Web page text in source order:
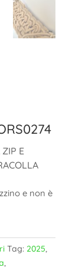
E
e non è
Tag: 2025,
,